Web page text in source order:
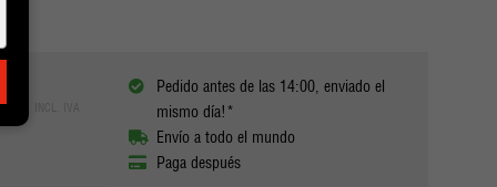
Pedido antes de las 14:00, enviado el
mismo día!*
Envío a todo el mundo
Paga después